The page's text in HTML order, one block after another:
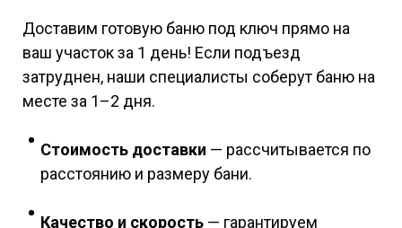
Доставим готовую баню под ключ прямо на
ваш участок за 1 день! Если подъезд
затруднен, наши специалисты соберут баню на
месте за 1–2 дня.
Стоимость доставки — рассчитывается по
расстоянию и размеру бани.
Качество и скорость — гарантируем